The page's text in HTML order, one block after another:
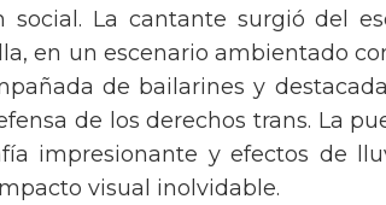
social. La cantante surgió del
en un escenario ambientado
de bailarines y
de los derechos trans. La
impresionante y efectos de
visual inolvidable.